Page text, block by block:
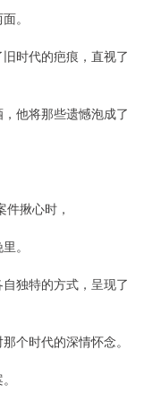
。
时代的疤痕，直视了
他将那些遗憾泡成了
揪心时，
。
独特的方式，呈现了
个时代的深情怀念。